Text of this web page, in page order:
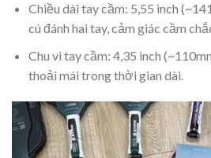
Chiều dài tay cầm: 5,55 inch
cú đánh hai tay, cảm giác cầm
Chu vi tay cầm: 4,35 inch
thoải mái trong thời gian dài.